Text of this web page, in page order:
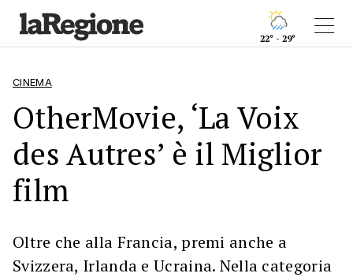
22° - 29°
CINEMA
OtherMovie, ‘La Voix
des Autres’ è il Miglior
film
Oltre che alla Francia, premi anche a
Svizzera, Irlanda e Ucraina. Nella categoria